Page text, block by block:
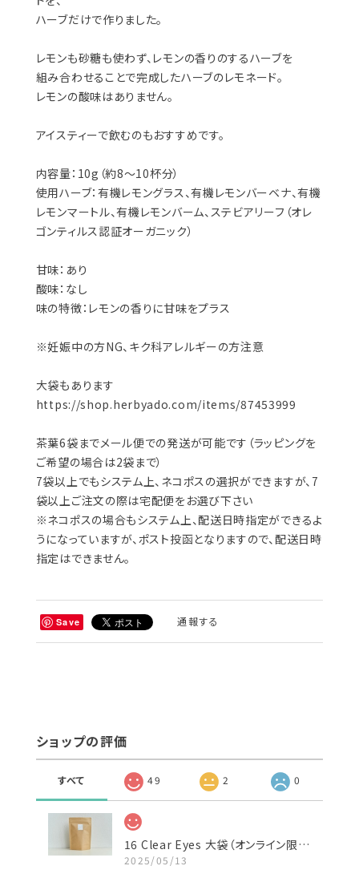
ハーブだけで作りました。
レモンも砂糖も使わず、レモンの香りのするハーブを
組み合わせることで完成したハーブのレモネード。
​レモンの酸味はありません。
アイスティーで飲むのもおすすめです。
内容量：10g（約8〜10杯分）
使用ハーブ：有機レモングラス、有機レモンバーベナ、有機
レモンマートル、有機レモンバーム、ステビアリーフ（オレ
ゴンティルス認証オーガニック）
甘味：あり
酸味：なし
味の特徴：レモンの香りに甘味をプラス
※妊娠中の方NG、キク科アレルギーの方注意
大袋もあります
https://shop.herbyado.com/items/87453999
茶葉6袋までメール便での発送が可能です（ラッピングを
ご希望の場合は2袋まで）
7袋以上でもシステム上、ネコポスの選択ができますが、7
袋以上ご注文の際は宅配便をお選び下さい
※ネコポスの場合もシステム上、配送日時指定ができるよ
うになっていますが、ポスト投函となりますので、配送日時
指定はできません。
Save 通報する
ショップの評価
すべて 49 2 0
16 Clear Eyes 大袋（オンライン限定）
2025/05/13